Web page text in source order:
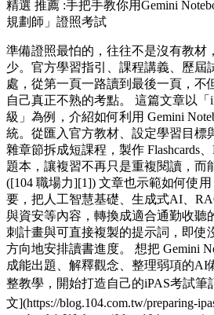
精選 推薦 :手把手教你用Gemini
規劃師」證照考試
準備證照最怕的，往往不是沒有教材
少。官方學習指引、課程講義、歷屆
處，從第一頁一路讀到最後一頁，不
自己真正不熟的考點。 這篇文章以
級」為例，介紹如何利用 Gemini
統。從匯入官方教材、設定學習目標
雜章節拆成短課程，製作 Flashcards
題本，讓複習不再只是重複閱讀，而
([104 職場力][1]) 文章也示範如何使
要，把人工智慧基礎、生成式AI、
與資安等內容，轉換成適合通勤收聽
刺計畫與可直接複製的提示詞，即使
方向地安排讀書進度。 想把 Gemini
成能出題、解釋觀念、整理弱項的AI
整教學，開始打造自己的iPAS考試
文](https://blog.104.com.tw/preparing-